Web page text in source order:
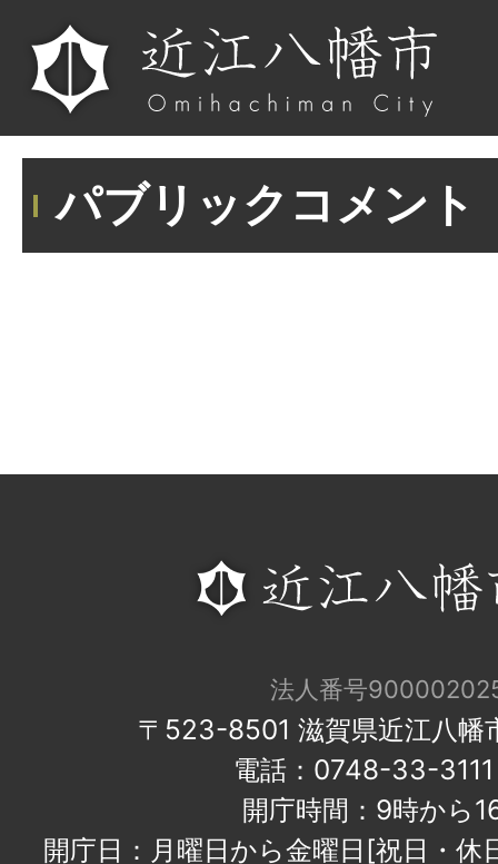
パブリックコメント
法人番号
〒523-8501 滋賀県近江八幡
電話：0748-33-
開庁時間：9時から
開庁日：月曜日から金曜日[祝日・